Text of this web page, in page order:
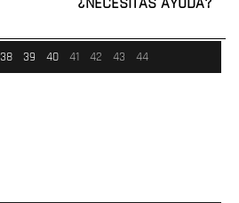
38 39 40 41 42 43 44